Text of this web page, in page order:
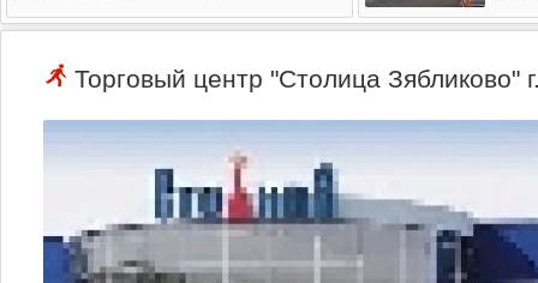
Торговый центр "Столица Зябликово"